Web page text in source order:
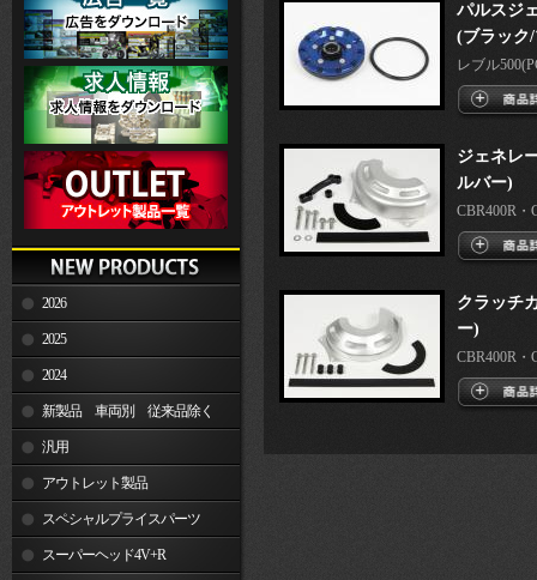
2026
2025
2024
新製品 車両別 従来品除く
汎用
アウトレット製品
スペシャルプライスパーツ
スーパーヘッド4V+R
パルスジ
(ブラック
レブル
ジェネレ
ルバー)
CBR400R・
クラッチ
ー)
CBR400R・